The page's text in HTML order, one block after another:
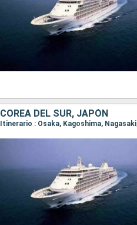
COREA DEL SUR, JAPÓN